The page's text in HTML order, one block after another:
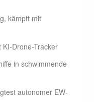
kämpft mit
Drone-Tracker
in schwimmende
autonomer EW-